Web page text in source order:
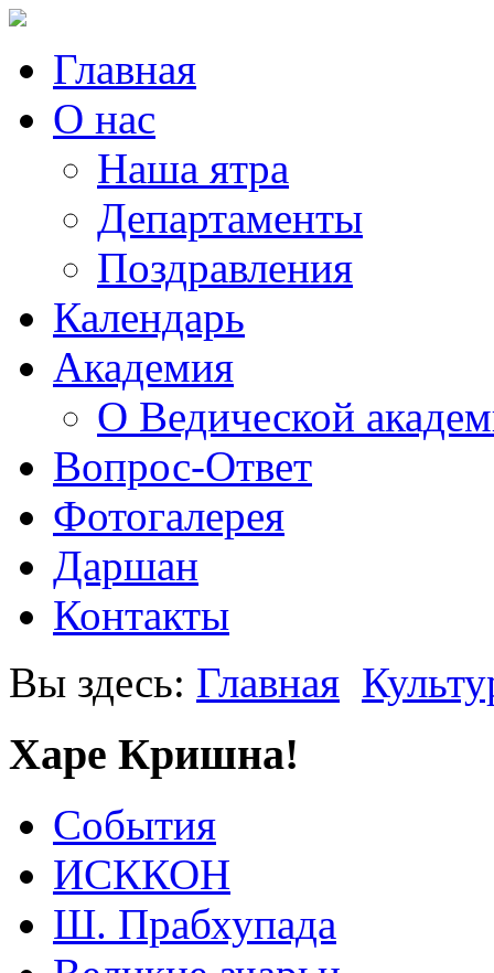
Главная
О нас
Наша ятра
Департаменты
Поздравления
Календарь
Академия
О Ведической
Вопрос-Ответ
Фотогалерея
Даршан
Контакты
Вы здесь: Главная
Харе Кришна!
События
ИСККОН
Ш. Прабхупада